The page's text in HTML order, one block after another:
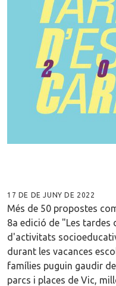
17 DE DE JUNY DE 2022
Més de 50 propostes
8a edició de "Les tardes
d'activitats
durant les vacances
famílies puguin gaudir
parcs i places de Vic,